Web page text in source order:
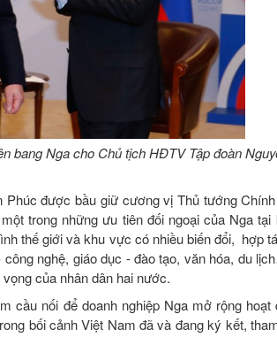
bang Nga cho Chủ tịch HĐTV Tập đoàn
được bầu giữ cương vị Thủ tướng
trong những ưu tiên đối ngoại của Nga
thế giới và khu vực có nhiều biến đổi, hợp
nghệ, giáo dục - đào tạo, văn hóa, du
của nhân dân hai nước.
cầu nối để doanh nghiệp Nga mở rộng
bối cảnh Việt Nam đã và đang ký kết,